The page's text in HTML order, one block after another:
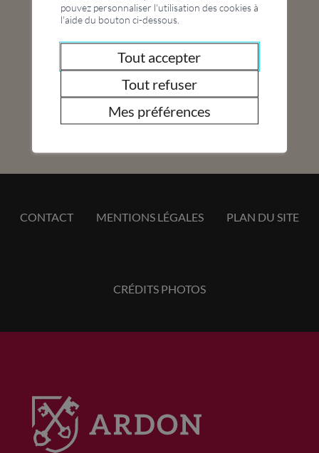
Pontaise
Tous nos événements
CONTACT MENTIONS LÉGALES PLAN DU SITE
CRÉDITS PHOTOS
pouvez personnaliser l'utilisation des cookies à
l'aide du bouton ci-dessous.
Tout accepter
Tout refuser
Mes préférences